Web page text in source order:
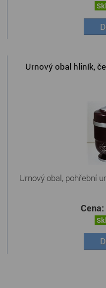
Urnový obal hliník,
Urnový obal, pohřební
Cena: